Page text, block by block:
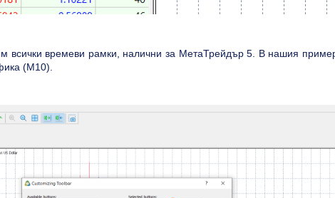
всички времеви рамки, налични за МетаТрейдър 5. В нашия
(M10).